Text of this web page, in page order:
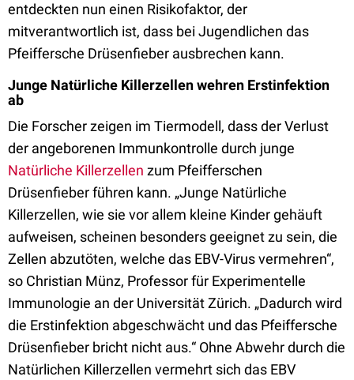
entdeckten nun einen Risikofaktor, der
mitverantwortlich ist, dass bei Jugendlichen das
Pfeiffersche Drüsenfieber ausbrechen kann.
Junge Natürliche Killerzellen wehren Erstinfektion
ab
Die Forscher zeigen im Tiermodell, dass der Verlust
der angeborenen Immunkontrolle durch junge
Natürliche Killerzellen zum Pfeifferschen
Drüsenfieber führen kann. „Junge Natürliche
Killerzellen, wie sie vor allem kleine Kinder gehäuft
aufweisen, scheinen besonders geeignet zu sein, die
Zellen abzutöten, welche das EBV-Virus vermehren“,
so Christian Münz, Professor für Experimentelle
Immunologie an der Universität Zürich. „Dadurch wird
die Erstinfektion abgeschwächt und das Pfeiffersche
Drüsenfieber bricht nicht aus.“ Ohne Abwehr durch die
Natürlichen Killerzellen vermehrt sich das EBV